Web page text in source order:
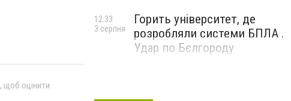
, щоб оцінити
Горить університет, де
розробляли системи БПЛА .
Удар по Бєлгороду
12:33
3 серпня